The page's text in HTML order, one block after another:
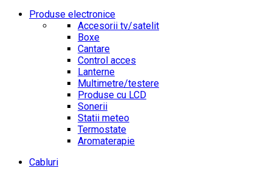
Produse electronice
Accesorii tv/satelit
Boxe
Cantare
Control acces
Lanterne
Multimetre/testere
Produse cu LCD
Sonerii
Statii meteo
Termostate
Aromaterapie
Cabluri